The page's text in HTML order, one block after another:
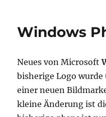
Windows
Neues von Microsoft
bisherige Logo
einer neuen
kleine Änderung ist